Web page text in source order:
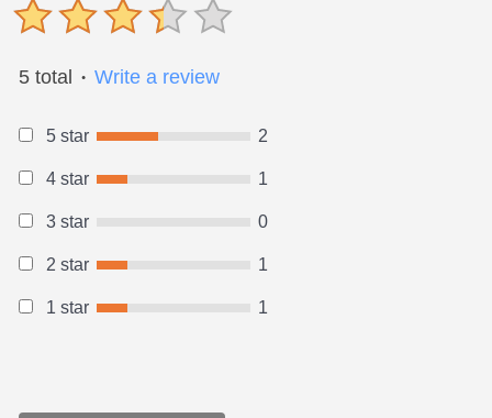
5 total ● Write a review
5 star 2
4 star 1
3 star 0
2 star 1
1 star 1